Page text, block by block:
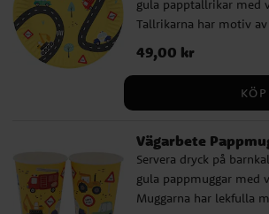
gula papptallrikar med
Tallrikarna har motiv
skyltar och små
perfekt till barn som
Tallrikarna är fina att
samma tema och gör
lekfull. Ett bra val till
byggarbetsplats, fordon
fokus. ✔ 8 papptallrikar
Pris :49,00 kr
49,00 kr
KÖP
Vägarbete
Servera dryck på
gula pappmuggar med
Muggarna har lekfulla